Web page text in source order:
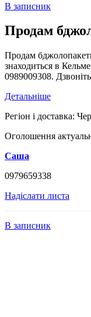
В записник
Продам
Продам
знаходиться в
0989009308.
Детальніше
Регіон і доставка:
Оголошення
Саша
0979659338
Надіслати листа
В записник